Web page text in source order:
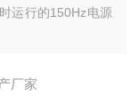
运行的150Hz电源
厂家